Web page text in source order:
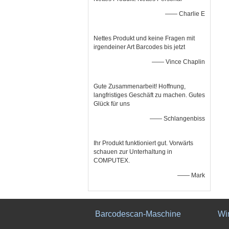
—— Charlie E
Nettes Produkt und keine Fragen mit
irgendeiner Art Barcodes bis jetzt
—— Vince Chaplin
Gute Zusammenarbeit! Hoffnung,
langfristiges Geschäft zu machen. Gutes
Glück für uns
—— Schlangenbiss
Ihr Produkt funktioniert gut. Vorwärts
schauen zur Unterhaltung in
COMPUTEX.
—— Mark
Barcodescan-Maschine